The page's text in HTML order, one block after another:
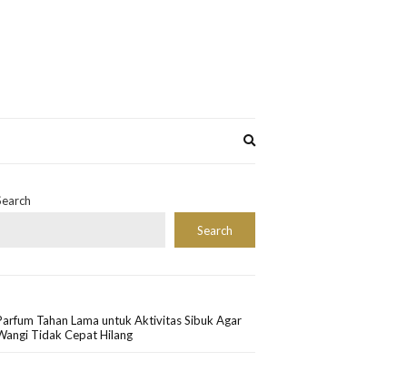
Search
Tahan Lama untuk Aktivitas Sibuk Agar
Tidak Cepat Hilang